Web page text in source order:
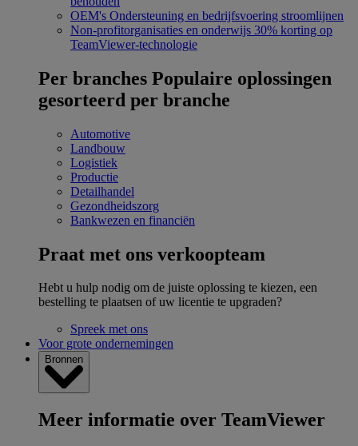
OEM's Ondersteuning en bedrijfsvoering stroomlijnen
Non-profitorganisaties en onderwijs 30% korting op
TeamViewer-technologie
Per branches Populaire oplossingen
gesorteerd per branche
Automotive
Landbouw
Logistiek
Productie
Detailhandel
Gezondheidszorg
Bankwezen en financiën
Praat met ons verkoopteam
Hebt u hulp nodig om de juiste oplossing te kiezen, een
bestelling te plaatsen of uw licentie te upgraden?
Spreek met ons
Voor grote ondernemingen
Bronnen
Meer informatie over TeamViewer